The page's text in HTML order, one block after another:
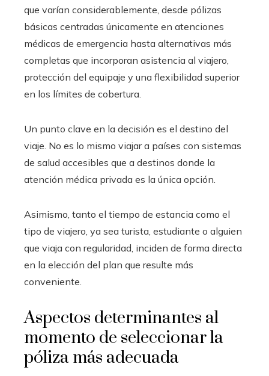
que varían considerablemente, desde pólizas
básicas centradas únicamente en atenciones
médicas de emergencia hasta alternativas más
completas que incorporan asistencia al viajero,
protección del equipaje y una flexibilidad superior
en los límites de cobertura.
Un punto clave en la decisión es el destino del
viaje. No es lo mismo viajar a países con sistemas
de salud accesibles que a destinos donde la
atención médica privada es la única opción.
Asimismo, tanto el tiempo de estancia como el
tipo de viajero, ya sea turista, estudiante o alguien
que viaja con regularidad, inciden de forma directa
en la elección del plan que resulte más
conveniente.
Aspectos determinantes al
momento de seleccionar la
póliza más adecuada